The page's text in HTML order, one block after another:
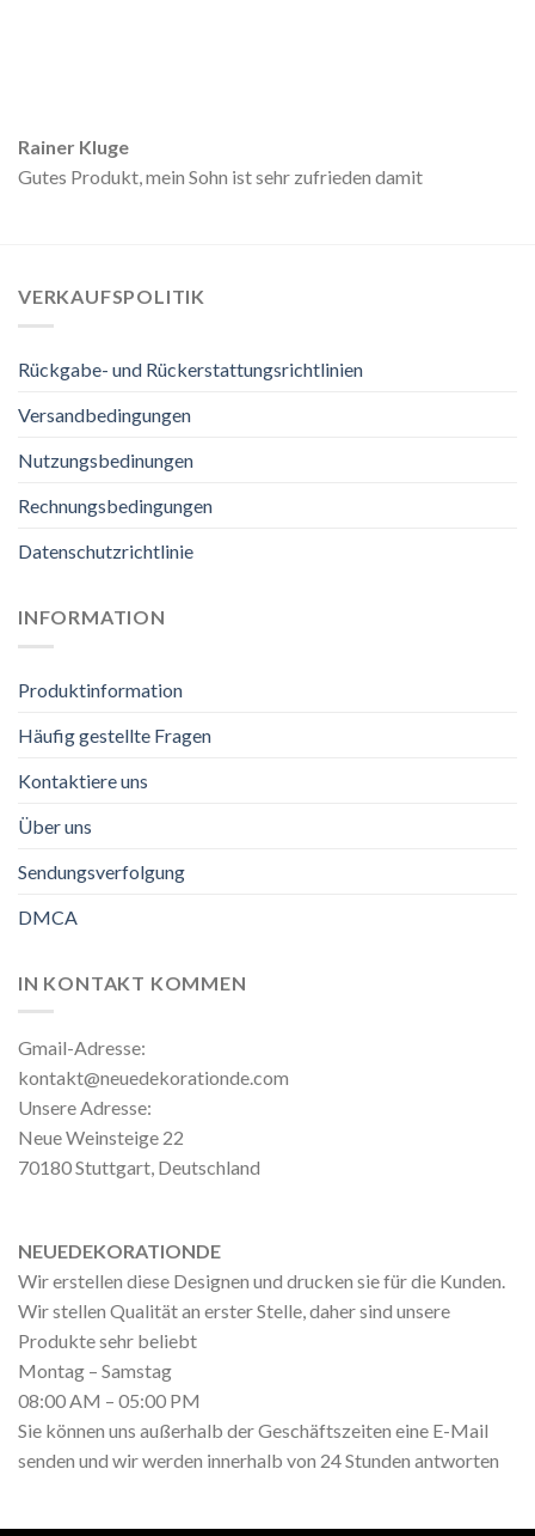
Rainer Kluge
Gutes Produkt, mein Sohn ist sehr zufrieden damit
VERKAUFSPOLITIK
Rückgabe- und Rückerstattungsrichtlinien
Versandbedingungen
Nutzungsbedinungen
Rechnungsbedingungen
Datenschutzrichtlinie
INFORMATION
Produktinformation
Häufig gestellte Fragen
Kontaktiere uns
Über uns
Sendungsverfolgung
DMCA
IN KONTAKT KOMMEN
Gmail-Adresse:
kontakt@neuedekorationde.com
Unsere Adresse:
Neue Weinsteige 22
70180 Stuttgart, Deutschland
NEUEDEKORATIONDE
Wir erstellen diese Designen und drucken sie für die Kunden.
Wir stellen Qualität an erster Stelle, daher sind unsere
Produkte sehr beliebt
Montag – Samstag
08:00 AM – 05:00 PM
Sie können uns außerhalb der Geschäftszeiten eine E-Mail
senden und wir werden innerhalb von 24 Stunden antworten